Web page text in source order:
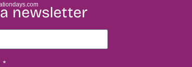
newsletter